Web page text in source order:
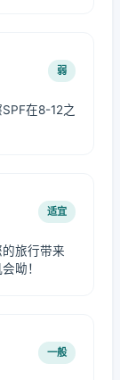
弱
在8-12之
适宜
旅行带来
呦！
一般